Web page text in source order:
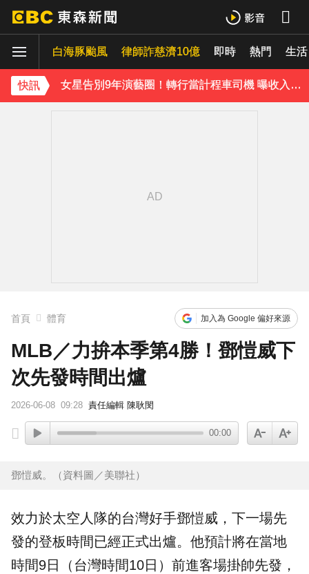
白海豚颱風 律師詐慈濟10億 即時 熱門 生活
快訊
泰男團Dragon 5男星爆死訊！騎單車離家失聯 陳屍河中驚見「20公斤重物」
女星告別9年演藝圈！轉行當計程車司機 曝收入：比演員賺更多
首頁 體育 加入為 Google 偏好來源
MLB／力拚本季第4勝！鄧愷威下
次先發時間出爐
2026-06-08 09:28 責任編輯 陳耿閔
00:00
鄧愷威。（資料圖／美聯社）
效力於太空人 隊的台灣好手鄧愷威 ，下一場先
發的登板時間已經正式出爐。他預計將在當地
時間9日（台灣時間10日）前進客場掛帥先發，